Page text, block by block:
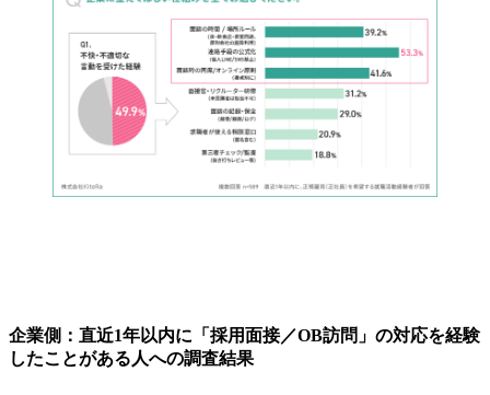
企業側：直近1年以内に「採用面接／OB訪問」の対応を経験
したことがある人への調査結果